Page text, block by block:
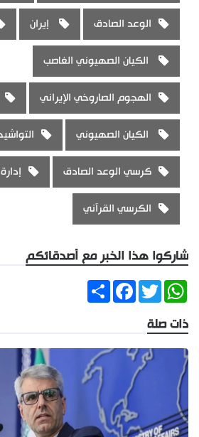
الوعد الصادق إيران
الكيان الصهيوني الغاصب
الهجوم الصاروخي الإيراني
الكيان الصهيوني
كرسي الوعد الصادق
الكرسي القرآني
شاركوا هذا الخبر مع أصدقائكم
ShareFacebookTwitter
WhatsApp
ذات صلة